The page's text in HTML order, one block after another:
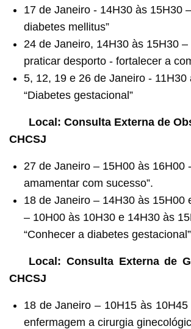
17 de Janeiro - 14H30 às 15H30
diabetes mellitus”
24 de Janeiro, 14H30 às 15H30 –
praticar desporto - fortalecer a
5, 12, 19 e 26 de Janeiro - 11H30
“Diabetes gestacional”
Local: Consulta Externa de
CHCSJ
27 de Janeiro – 15H00 às 16H00
amamentar com sucesso”.
18 de Janeiro – 14H30 às 15H00
– 10H00 às 10H30 e 14H30 às
“Conhecer a diabetes gestacional”
Local: Consulta Externa de
CHCSJ
18 de Janeiro – 10H15 às 10H45
enfermagem a cirurgia